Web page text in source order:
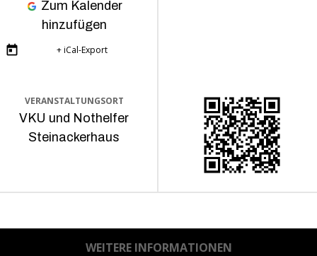
Zum Kalender
hinzufügen
+ iCal-Export
VERANSTALTUNGSORT
VKU und Nothelfer
Steinackerhaus
WEITERE INFORMATIONEN